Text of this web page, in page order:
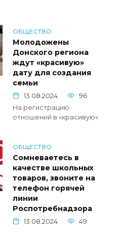
ОБЩЕСТВО
Молодожены
Донского региона
ждут «красивую»
дату для создания
семьи
13.08.2024
96
На регистрацию
отношений в «красивую»
ОБЩЕСТВО
Сомневаетесь в
качестве школьных
товаров, звоните на
телефон горячей
линии
Роспотребнадзора
13.08.2024 49